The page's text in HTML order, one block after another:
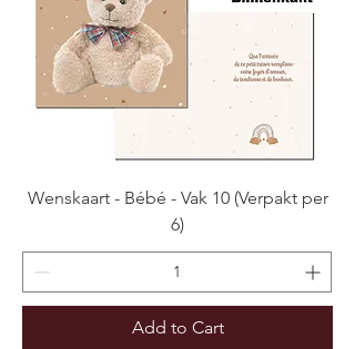
Wenskaart - Bébé - Vak 10 (Verpakt per
6)
Add to Cart